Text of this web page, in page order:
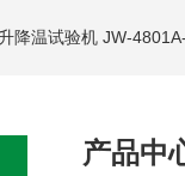
降温试验机 JW-
产品中